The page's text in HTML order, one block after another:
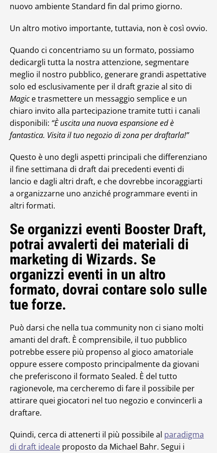
nuovo ambiente Standard fin dal primo giorno.
Un altro motivo importante, tuttavia, non è così ovvio.
Quando ci concentriamo su un formato, possiamo
dedicargli tutta la nostra attenzione, segmentare
meglio il nostro pubblico, generare grandi aspettative
solo ed esclusivamente per il draft grazie al sito di
Magice trasmettere un messaggio semplice e un
chiaro invito alla partecipazione tramite tutti i canali
disponibili: “È uscita una nuova espansione ed è
fantastica. Visita il tuo negozio di zona per draftarla!”
Questo è uno degli aspetti principali che differenziano
il fine settimana di draft dai precedenti eventi di
lancio e dagli altri draft, e che dovrebbe incoraggiarti
a organizzarne uno anziché programmare eventi in
altri formati.
Se organizzi eventi Booster Draft,
potrai avvalerti dei materiali di
marketing di Wizards. Se
organizzi eventi in un altro
formato, dovrai contare solo sulle
tue forze.
Può darsi che nella tua community non ci siano molti
amanti del draft. È comprensibile, il tuo pubblico
potrebbe essere più propenso al gioco amatoriale
oppure essere composto principalmente da giovani
che preferiscono il formato Sealed. È del tutto
ragionevole, ma cercheremo di fare il possibile per
attirare quei giocatori nel tuo negozio e convincerli a
draftare.
Quindi, cerca di attenerti il più possibile al paradigma
di draft ideale proposto da Michael Bahr. Segui i